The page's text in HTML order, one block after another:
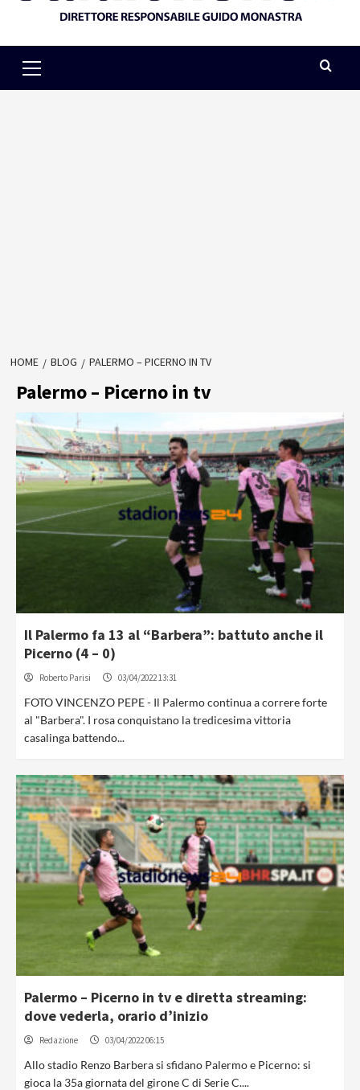
Menu
HOME BLOG PALERMO – PICERNO IN TV
Palermo – Picerno in tv
Il Palermo fa 13 al “Barbera”: battuto anche il
Picerno (4 – 0)
Roberto Parisi 03/04/2022 13:31
FOTO VINCENZO PEPE - Il Palermo continua a correre forte
al "Barbera". I rosa conquistano la tredicesima vittoria
casalinga battendo...
Palermo – Picerno in tv e diretta streaming:
dove vederla, orario d’inizio
Redazione 03/04/2022 06:15
Allo stadio Renzo Barbera si sfidano Palermo e Picerno: si
gioca la 35a giornata del girone C di Serie C....